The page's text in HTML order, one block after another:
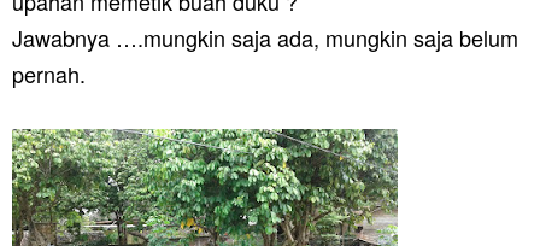
Jawabnya ….mungkin saja ada, mungkin saja belum
pernah.